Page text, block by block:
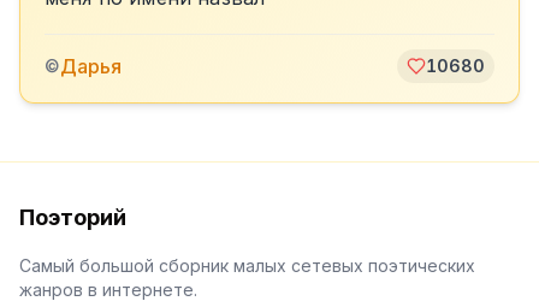
©Дарья 10680
Поэторий
Самый большой сборник малых сетевых поэтических
жанров в интернете.